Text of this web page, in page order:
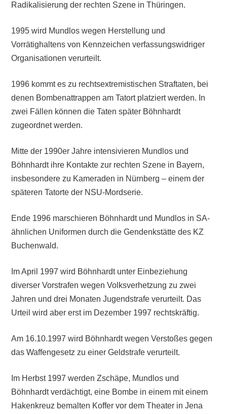
Radikalisierung der rechten Szene in Thüringen.
1995 wird Mundlos wegen Herstellung und
Vorrätighaltens von Kennzeichen verfassungswidriger
Organisationen verurteilt.
1996 kommt es zu rechtsextremistischen Straftaten, bei
denen Bombenattrappen am Tatort platziert werden. In
zwei Fällen können die Taten später Böhnhardt
zugeordnet werden.
Mitte der 1990er Jahre intensivieren Mundlos und
Böhnhardt ihre Kontakte zur rechten Szene in Bayern,
insbesondere zu Kameraden in Nürnberg – einem der
späteren Tatorte der NSU-Mordserie.
Ende 1996 marschieren Böhnhardt und Mundlos in SA-
ähnlichen Uniformen durch die Gendenkstätte des KZ
Buchenwald.
Im April 1997 wird Böhnhardt unter Einbeziehung
diverser Vorstrafen wegen Volksverhetzung zu zwei
Jahren und drei Monaten Jugendstrafe verurteilt. Das
Urteil wird aber erst im Dezember 1997 rechtskräftig.
Am 16.10.1997 wird Böhnhardt wegen Verstoßes gegen
das Waffengesetz zu einer Geldstrafe verurteilt.
Im Herbst 1997 werden Zschäpe, Mundlos und
Böhnhardt verdächtigt, eine Bombe in einem mit einem
Hakenkreuz bemalten Koffer vor dem Theater in Jena